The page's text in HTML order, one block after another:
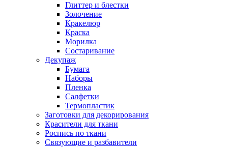
Глиттер и блестки
Золочение
Кракелюр
Краска
Морилка
Состаривание
Декупаж
Бумага
Наборы
Пленка
Салфетки
Термопластик
Заготовки для декорирования
Красители для ткани
Роспись по ткани
Связующие и разбавители